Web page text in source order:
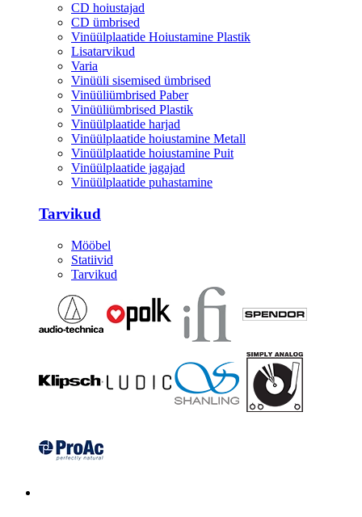
CD hoiustajad
CD ümbrised
Vinüülplaatide Hoiustamine Plastik
Lisatarvikud
Varia
Vinüüli sisemised ümbrised
Vinüüliümbrised Paber
Vinüüliümbrised Plastik
Vinüülplaatide harjad
Vinüülplaatide hoiustamine Metall
Vinüülplaatide hoiustamine Puit
Vinüülplaatide jagajad
Vinüülplaatide puhastamine
Tarvikud
Mööbel
Statiivid
Tarvikud